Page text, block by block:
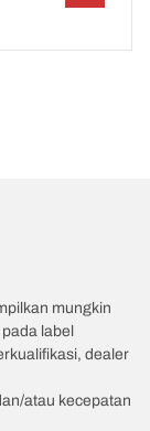
mungkin
label
dealer
atau kecepatan